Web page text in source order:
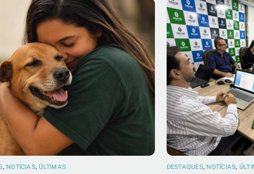
, NOTÍCIAS, ÚLTIMAS DESTAQUES, NOTÍCIAS,